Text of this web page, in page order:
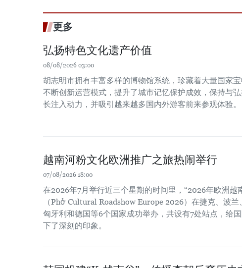
更多
弘扬特色文化遗产价值
08/08/2026 03:00
胡志明市拥有丰富多样的博物馆系统，珍藏着大量国家
不断创新运营模式，提升了城市记忆保护成效，保持与
长注入动力，并吸引越来越多国内外游客前来参观体验。
越南河粉文化欧洲推广之旅热闹举行
07/08/2026 18:00
在2026年7月举行近三个星期的时间里，“2026年欧洲越
（Phở Cultural Roadshow Europe 2026）在捷克、波兰
匈牙利和德国等6个国家成功举办，共设有7处站点，给
下了深刻的印象。